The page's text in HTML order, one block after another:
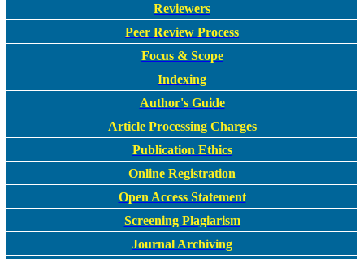
Reviewers
Peer Review Process
Focus & Scope
Indexing
Author's Guide
Article Processing Charges
Publication Ethics
Online Registration
Open Access Statement
Screening Plagiarism
Journal Archiving